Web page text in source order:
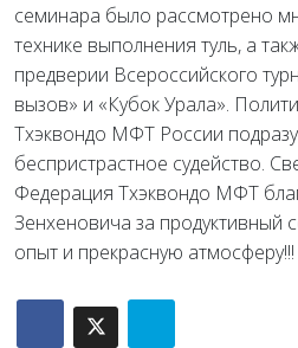
семинара было рассмотрено
технике выполнения туль, а
предверии Всероссийского
вызов» и «Кубок Урала».
Тхэквондо МФТ России
беспристрастное судейство.
Федерация Тхэквондо МФТ
Зенхеновича за продуктивный
опыт и прекрасную атмосферу!!!